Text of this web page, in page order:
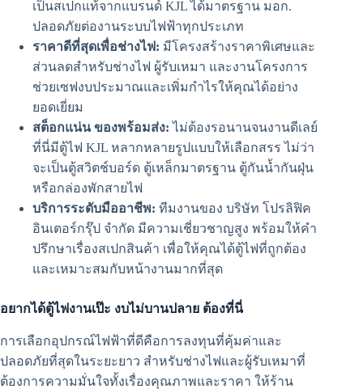
เป็นสเปกแท้จากแบรนด์ KJL ได้มาตรฐาน มอก.
ปลอดภัยต่องานระบบไฟฟ้าทุกประเภท
ราคาดีที่สุดเพื่อช่างไฟ: มีโครงสร้างราคาพิเศษและ
ส่วนลดสำหรับช่างไฟ ผู้รับเหมา และงานโครงการ
ช่วยเซฟงบประมาณและเพิ่มกำไรให้คุณได้อย่าง
ยอดเยี่ยม
สต็อกแน่น ของพร้อมส่ง: ไม่ต้องรอนานจนงานดีเลย์
ที่นี่มีตู้ไฟ KJL หลากหลายรูปแบบให้เลือกสรร ไม่ว่า
จะเป็นตู้สวิตช์บอร์ด ตู้เหล็กมาตรฐาน ตู้กันน้ำกันฝุ่น
หรือกล่องพักสายไฟ
บริการระดับมืออาชีพ: ทีมงานของ บริษัท โปรลิฟิค
อินเตอร์กรุ๊ป จำกัด มีความเชี่ยวชาญสูง พร้อมให้คำ
ปรึกษาเรื่องสเปกสินค้า เพื่อให้คุณได้ตู้ไฟที่ถูกต้อง
และเหมาะสมกับหน้างานมากที่สุด
อยากได้ตู้ไฟงานเป๊ะ งบไม่บานปลาย ต้องที่นี่
การเลือกอุปกรณ์ไฟฟ้าที่ดีคือการลงทุนที่คุ้มค่าและ
ปลอดภัยที่สุดในระยะยาว สำหรับช่างไฟและผู้รับเหมาที่
ต้องการความมั่นใจทั้งเรื่องคุณภาพและราคา ให้ร้าน